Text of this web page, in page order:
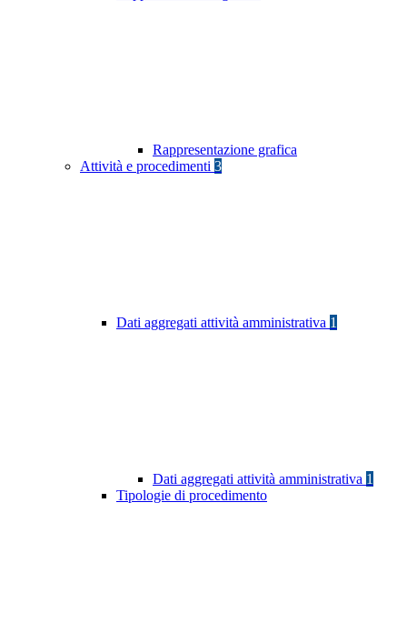
Rappresentazione grafica
Attività e procedimenti 3
Dati aggregati attività amministrativa 1
Dati aggregati attività amministrativa 1
Tipologie di procedimento